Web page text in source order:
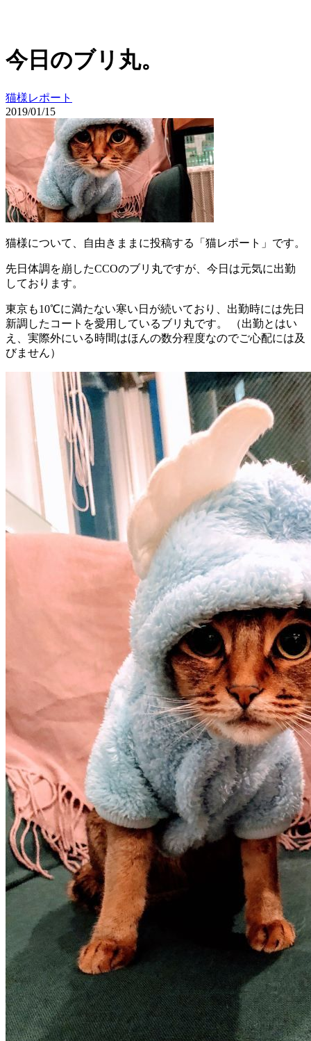
今日のブリ丸。
猫様レポート
2019/01/15
猫様について、自由きままに投稿する「猫レポート」です。
先日体調を崩したCCOのブリ丸ですが、今日は元気に出勤
しております。
東京も10℃に満たない寒い日が続いており、出勤時には先日
新調したコートを愛用しているブリ丸です。 （出勤とはい
え、実際外にいる時間はほんの数分程度なのでご心配には及
びません）